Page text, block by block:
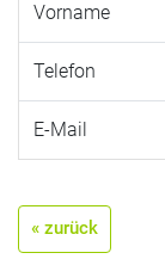
Vorname
Telefon
E-Mail
« zurück